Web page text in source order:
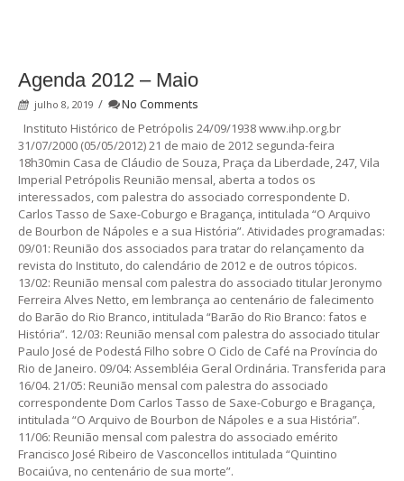
Agenda 2012 – Maio
julho 8, 2019 /
No Comments
Instituto Histórico de Petrópolis 24/09/1938 www.ihp.org.br
31/07/2000 (05/05/2012) 21 de maio de 2012 segunda-feira
18h30min Casa de Cláudio de Souza, Praça da Liberdade, 247, Vila
Imperial Petrópolis Reunião mensal, aberta a todos os
interessados, com palestra do associado correspondente D.
Carlos Tasso de Saxe-Coburgo e Bragança, intitulada “O Arquivo
de Bourbon de Nápoles e a sua História”. Atividades programadas:
09/01: Reunião dos associados para tratar do relançamento da
revista do Instituto, do calendário de 2012 e de outros tópicos.
13/02: Reunião mensal com palestra do associado titular Jeronymo
Ferreira Alves Netto, em lembrança ao centenário de falecimento
do Barão do Rio Branco, intitulada “Barão do Rio Branco: fatos e
História”. 12/03: Reunião mensal com palestra do associado titular
Paulo José de Podestá Filho sobre O Ciclo de Café na Província do
Rio de Janeiro. 09/04: Assembléia Geral Ordinária. Transferida para
16/04. 21/05: Reunião mensal com palestra do associado
correspondente Dom Carlos Tasso de Saxe-Coburgo e Bragança,
intitulada “O Arquivo de Bourbon de Nápoles e a sua História”.
11/06: Reunião mensal com palestra do associado emérito
Francisco José Ribeiro de Vasconcellos intitulada “Quintino
Bocaiúva, no centenário de sua morte”.